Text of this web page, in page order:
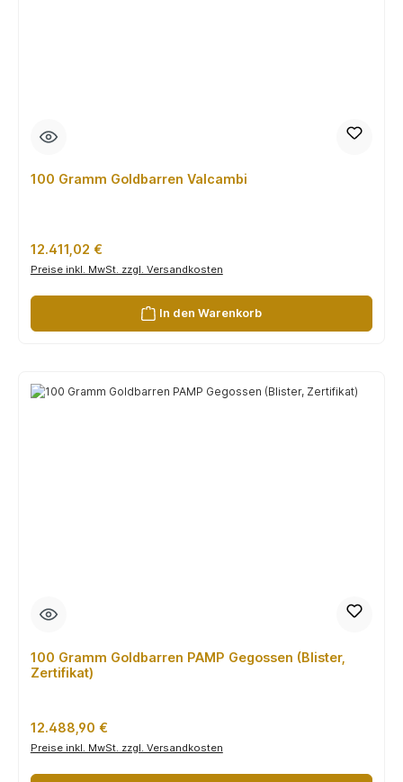
100 Gramm Goldbarren Valcambi
Regulärer Preis:
12.411,02 €
Preise inkl. MwSt. zzgl. Versandkosten
In den Warenkorb
100 Gramm Goldbarren PAMP Gegossen (Blister,
Zertifikat)
Regulärer Preis:
12.488,90 €
Preise inkl. MwSt. zzgl. Versandkosten